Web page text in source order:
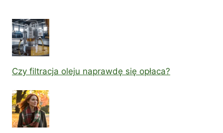
Czy filtracja oleju naprawdę się opłaca?